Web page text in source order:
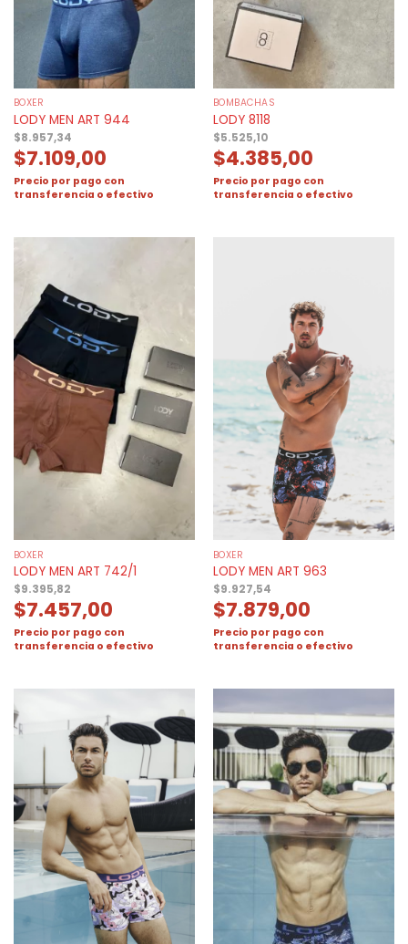
BOXER
LODY MEN ART 944
$8.957,34
$7.109,00
Precio por pago con
transferencia o efectivo
BOMBACHAS
LODY 8118
$5.525,10
$4.385,00
Precio por pago con
transferencia o efectivo
BOXER
LODY MEN ART 742/1
$9.395,82
$7.457,00
Precio por pago con
transferencia o efectivo
BOXER
LODY MEN ART 963
$9.927,54
$7.879,00
Precio por pago con
transferencia o efectivo